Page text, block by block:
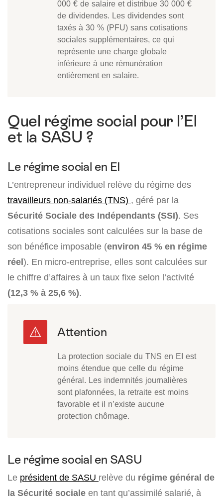
000 € de salaire et distribue 30 000 €
de dividendes. Les dividendes sont
taxés à 30 % (PFU) sans cotisations
sociales supplémentaires, ce qui
représente une charge globale
inférieure à une rémunération
entièrement en salaire.
Quel régime social pour l’EI
et la SASU ?
Le régime social en EI
L’entrepreneur individuel relève du régime des
travailleurs non-salariés (TNS) , géré par la
Sécurité Sociale des Indépendants (SSI). Ses
cotisations sociales sont calculées sur la base de
son bénéfice imposable (environ 45 % en régime
réel). En micro-entreprise, elles sont calculées sur
le chiffre d’affaires à un taux fixe selon l’activité
(12,3 % à 25,6 %).
La protection sociale du TNS en EI est
moins étendue que celle du régime
général. Les indemnités journalières
sont plafonnées, la retraite est moins
favorable et il n’existe aucune
protection chômage.
Le régime social en SASU
Le président de SASU relève du régime général de
la Sécurité sociale en tant qu’assimilé salarié, à